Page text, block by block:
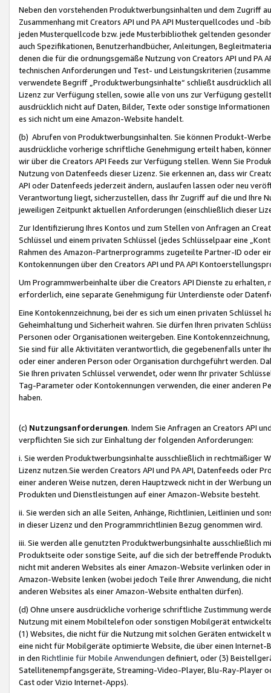
Neben den vorstehenden Produktwerbungsinhalten und dem Zugriff
Zusammenhang mit Creators API und PA API Musterquellcodes und
jeden Musterquellcode bzw. jede Musterbibliothek geltenden
auch Spezifikationen, Benutzerhandbücher, Anleitungen,
denen die für die ordnungsgemäße Nutzung von Creators API und PA
technischen Anforderungen und Test- und Leistungskriterien
verwendete Begriff „Produktwerbungsinhalte“ schließt ausdrücklich
Lizenz zur Verfügung stellen, sowie alle von uns zur Verfügung
ausdrücklich nicht auf Daten, Bilder, Texte oder sonstige
es sich nicht um eine Amazon-Website handelt.
(b) Abrufen von Produktwerbungsinhalten. Sie können Produkt-
ausdrückliche vorherige schriftliche Genehmigung erteilt haben,
wir über die Creators API Feeds zur Verfügung stellen. Wenn Sie
Nutzung von Datenfeeds dieser Lizenz. Sie erkennen an, dass wir
API oder Datenfeeds jederzeit ändern, auslaufen lassen oder neu
Verantwortung liegt, sicherzustellen, dass Ihr Zugriff auf die und Ihre
jeweiligen Zeitpunkt aktuellen Anforderungen (einschließlich dieser
Zur Identifizierung Ihres Kontos und zum Stellen von Anfragen an
Schlüssel und einem privaten Schlüssel (jedes Schlüsselpaar eine
Rahmen des Amazon-Partnerprogramms zugeteilte Partner-ID oder
Kontokennungen über den Creators API und PA API
Um Programmwerbeinhalte über die Creators API Dienste zu
erforderlich, eine separate Genehmigung für Unterdienste oder
Eine Kontokennzeichnung, bei der es sich um einen privaten
Geheimhaltung und Sicherheit wahren. Sie dürfen Ihren privaten
Personen oder Organisationen weitergeben. Eine
Sie sind für alle Aktivitäten verantwortlich, die gegebenenfalls unter
oder einer anderen Person oder Organisation durchgeführt werden.
Sie Ihren privaten Schlüssel verwendet, oder wenn Ihr privater
Tag-Parameter oder Kontokennungen verwenden, die einer anderen
haben.
(c) Nutzungsanforderungen. Indem Sie Anfragen an Creators API
verpflichten Sie sich zur Einhaltung der folgenden Anforderungen:
i. Sie werden Produktwerbungsinhalte ausschließlich in rechtmäßiger
Lizenz nutzen.Sie werden Creators API und PA API, Datenfeeds oder
einer anderen Weise nutzen, deren Hauptzweck nicht in der Werbung
Produkten und Dienstleistungen auf einer Amazon-Website besteht.
ii. Sie werden sich an alle Seiten, Anhänge, Richtlinien, Leitlinien und
in dieser Lizenz und den Programmrichtlinien Bezug genommen wird.
iii. Sie werden alle genutzten Produktwerbungsinhalte ausschließlich
Produktseite oder sonstige Seite, auf die sich der betreffende
nicht mit anderen Websites als einer Amazon-Website verlinken oder
Amazon-Website lenken (wobei jedoch Teile Ihrer Anwendung, die
anderen Websites als einer Amazon-Website enthalten dürfen).
(d) Ohne unsere ausdrückliche vorherige schriftliche Zustimmung
Nutzung mit einem Mobiltelefon oder sonstigen Mobilgerät
(1) Websites, die nicht für die Nutzung mit solchen Geräten
eine nicht für Mobilgeräte optimierte Website, die über einen
in den Richtlinie für Mobile Anwendungen definiert, oder (3)
Satellitenempfangsgeräte, Streaming-Video-Player, Blu-Ray-Player
Cast oder Vizio Internet-Apps).